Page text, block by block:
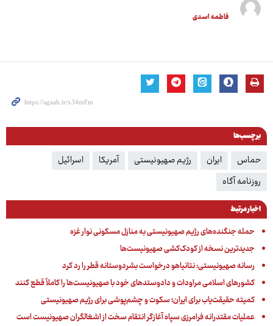
فاطمه اسدی
برچسب‌ها
حماس ایران رژیم صهیونیستی آمریکا
اسرائیل
روزنامه آگاه
اخبار مرتبط
حمله جنگنده‌های رژیم صهیونیستی به منازل مسکونی نوار غزه
جدیدترین نسخه از کودک‌کشی صهیونیست‌ها
رسانه صهیونیستی: نتانیاهو درخواست بشردوستانه قطر را رد کرد
کشورهای اسلامی مراودات و دادوستدهای خود با صهیونیست‌ها را کاملاً قطع کنند
کمیته حقیقت‌یاب برای ایران؛ سکوت و چشم‌پوشی برای رژیم صهیونیستی
عملیات مقتدرانه فرامرزی سپاه آغازگر انتقام سخت از اشغالگران صهیونیست است